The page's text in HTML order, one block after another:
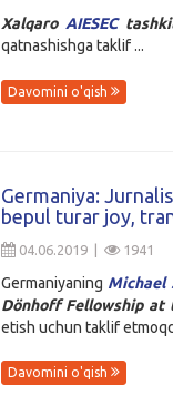
Xalqaro AIESEC
qatnashishga taklif ...
Davomini o'qish
Germaniya:
bepul turar joy,
04.06.2019 | 1941
Germaniyaning Michael
Dönhoff Fellowship at
etish uchun taklif
Davomini o'qish